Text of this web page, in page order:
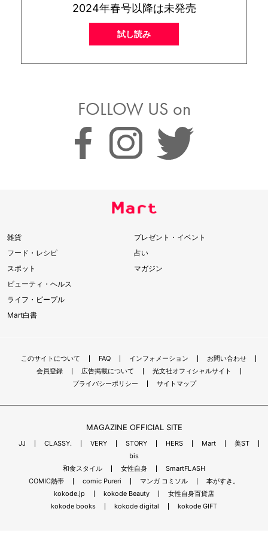
2024年春号以降は未発売
試し読み
FOLLOW US on
雑貨
フード・レシピ
スポット
ビューティ・ヘルス
ライフ・ピープル
Mart白書
プレゼント・イベント
占い
マガジン
このサイトについて FAQ インフォメーション
お問い合わせ
会員登録
広告掲載について
光文社オフィシャルサイト
プライバシーポリシー
サイトマップ
MAGAZINE OFFICIAL SITE
JJ CLASSY. VERY STORY HERS Mart
美ST
bis
和食スタイル
女性自身
SmartFLASH
COMIC熱帯
comic Pureri マンガ コミソル
本がすき。
kokode.jp
kokode Beauty
女性自身百貨店
kokode books
kokode digital kokode GIFT